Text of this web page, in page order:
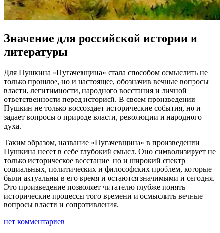
Значение для российской истории и
литературы
Для Пушкина «Пугачевщина» стала способом осмыслить не
только прошлое, но и настоящее, обозначив вечные вопросы
власти, легитимности, народного восстания и личной
ответственности перед историей. В своем произведении
Пушкин не только воссоздает исторические события, но и
задает вопросы о природе власти, революции и народного
духа.
Таким образом, название «Пугачевщина» в произведении
Пушкина несет в себе глубокий смысл. Оно символизирует не
только историческое восстание, но и широкий спектр
социальных, политических и философских проблем, которые
были актуальны в его время и остаются значимыми и сегодня.
Это произведение позволяет читателю глубже понять
исторические процессы того времени и осмыслить вечные
вопросы власти и сопротивления.
нет комментариев